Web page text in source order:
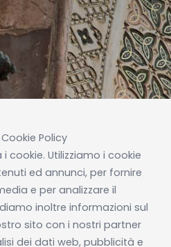
Policy
cookie. Utilizziamo i cookie
ed annunci, per fornire
e per analizzare il
inoltre informazioni sul
sito con i nostri partner
dei dati web, pubblicità e